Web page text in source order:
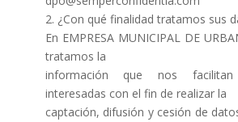
2. ¿Con qué finalidad tratamos sus
En EMPRESA MUNICIPAL DE
tratamos la
información que nos
interesadas con el fin de realizar la
captación, difusión y cesión de